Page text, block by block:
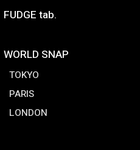
FUDGE tab.
WORLD SNAP
TOKYO
PARIS
LONDON